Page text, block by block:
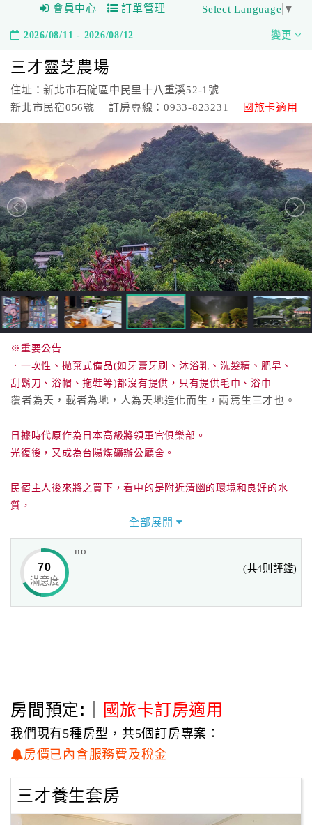
會員中心 訂單管理 Select Language ▼
2026/08/11 - 2026/08/12 變更
三才靈芝農場
住址：新北市石碇區中民里十八重溪52-1號
新北市民宿056號｜ 訂房專線：0933-823231 ｜
國旅卡適用
※重要公告
．一次性、拋棄式備品(如牙膏牙刷、沐浴乳、洗髮精、肥皂、
刮鬍刀、浴帽、拖鞋等)都沒有提供，只有提供毛巾、浴巾
覆者為天，載者為地，人為天地造化而生，兩焉生三才也。
日據時代原作為日本高級將領軍官俱樂部。
光復後，又成為台陽煤礦辦公廳舍。
民宿主人後來將之買下，看中的是附近清幽的環境和良好的水
質，
雖隱蔽卻靠近派出所的特性，既養生又安全，也因這的天地靈
氣，農場故稱三才。
去世的風水老師也曾說這是群龍護珠元寶祥地，
在這裡住一晚，便可以體會風水老師的意涵。
體驗肉桂花香濃郁的原始林溪畔，洗滌心靈SPA的不愉快，
時而晴空雲朵的美滿，時而雲霧繚繞的神祕，
在這藥王元寶祥地真實的感受到三才｢天地靈脈納能量，人
品、享用靈芝御皇餐點，
打開所有毛細孔感受從汐止水源地徐來的微風...
全部展開
70
滿意度
no
(共4則評鑑)
房間預定:｜ 國旅卡訂房適用
我們現有5種房型，共5個訂房專案：
房價已內含服務費及稅金
三才養生套房